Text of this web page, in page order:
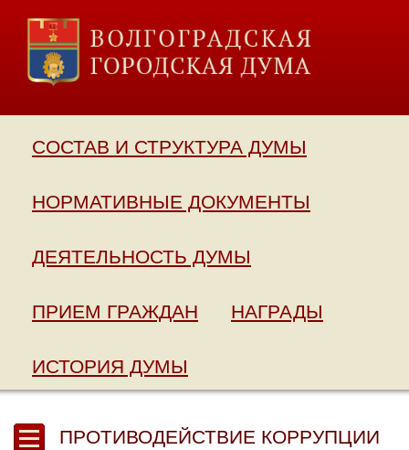
СОСТАВ И СТРУКТУРА ДУМЫ
НОРМАТИВНЫЕ ДОКУМЕНТЫ
ДЕЯТЕЛЬНОСТЬ ДУМЫ
ПРИЕМ ГРАЖДАН НАГРАДЫ
ИСТОРИЯ ДУМЫ
ПРОТИВОДЕЙСТВИЕ КОРРУПЦИИ